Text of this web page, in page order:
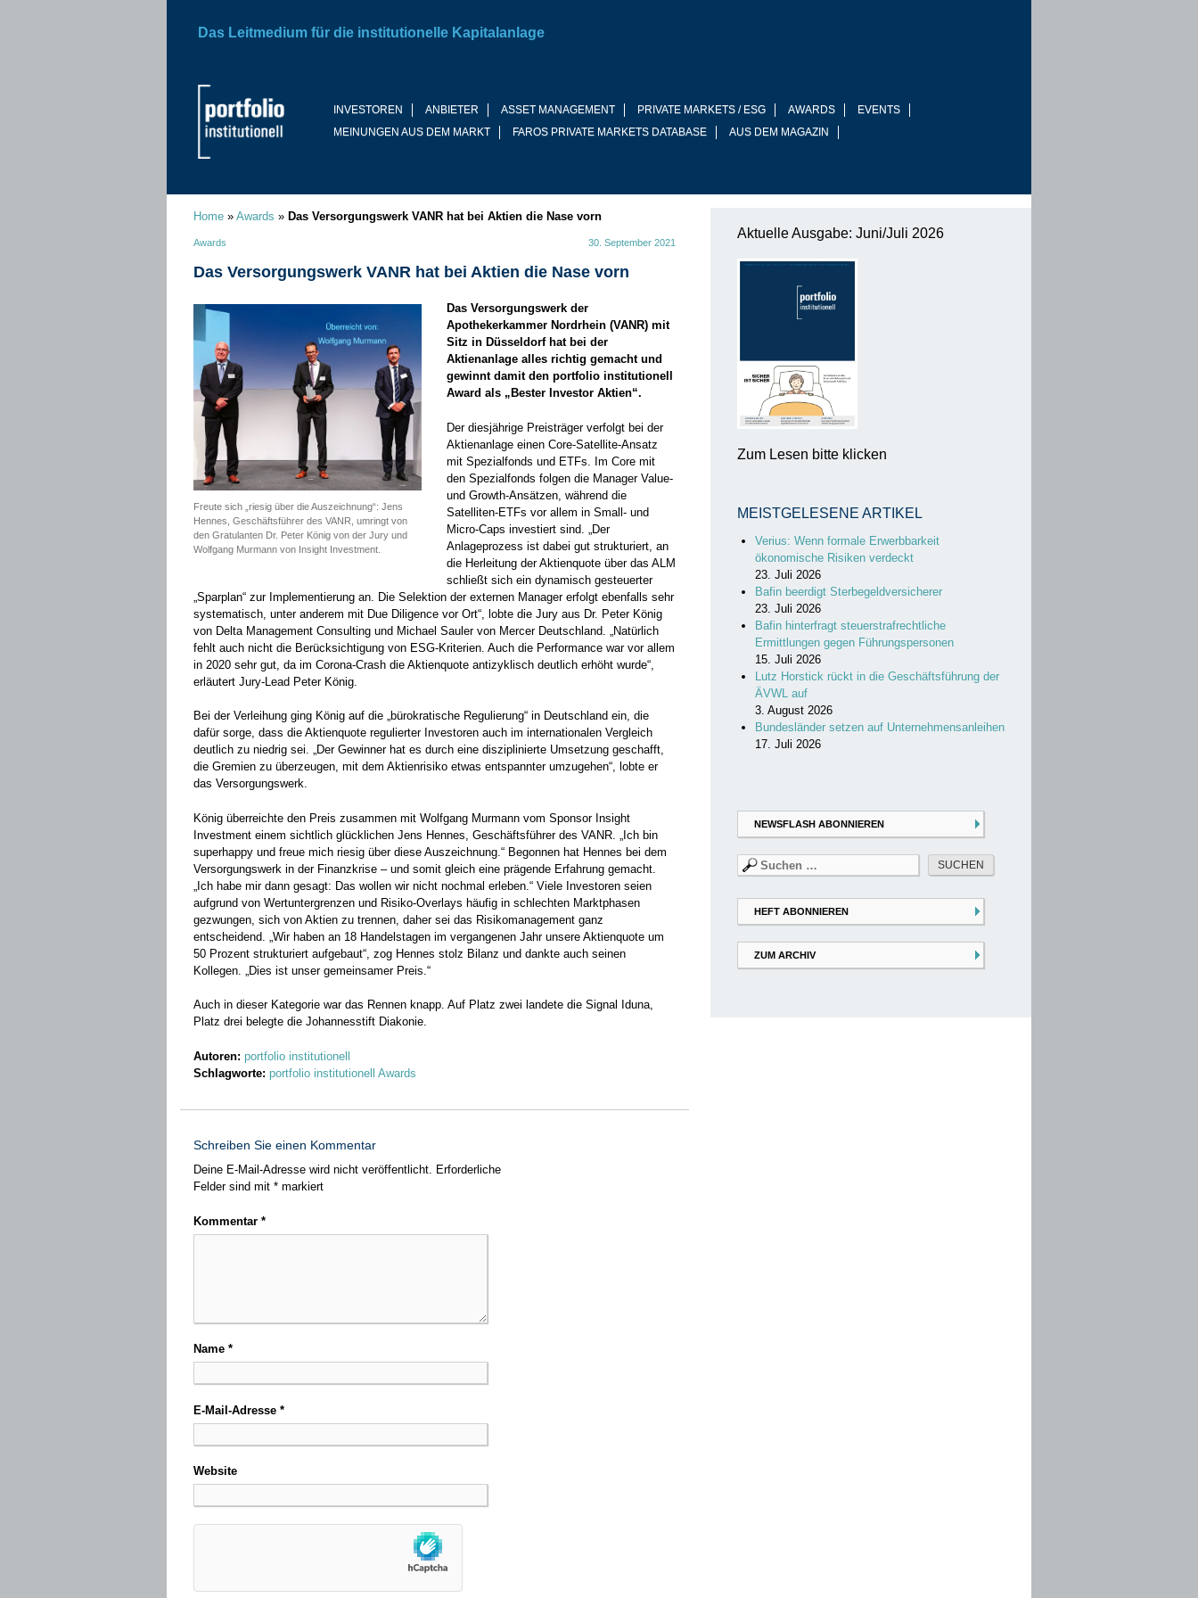
INVESTOREN ANBIETER ASSET MANAGEMENT PRIVATE MARKETS / ESG AWARDS
EVENTS
MEINUNGEN AUS DEM MARKT
FAROS PRIVATE MARKETS DATABASE AUS DEM MAGAZIN
Das Leitmedium für die institutionelle Kapitalanlage
Home » Awards » Das Versorgungswerk VANR hat bei Aktien die Nase vorn
Awards 30. September 2021
Das Versorgungswerk VANR hat bei Aktien die Nase vorn
Freute sich „riesig über die Auszeichnung“: Jens
Hennes, Geschäftsführer des VANR, umringt von
den Gratulanten Dr. Peter König von der Jury und
Wolfgang Murmann von Insight Investment.
Das Versorgungswerk der
Apothekerkammer Nordrhein (VANR) mit
Sitz in Düsseldorf hat bei der
Aktienanlage alles richtig ­gemacht und
gewinnt damit den portfolio institutionell
Award als „Bester Investor Aktien“.
Der diesjährige Preisträger verfolgt bei der
Aktienanlage einen Core-Satellite-Ansatz
mit Spezialfonds und ETFs. Im Core mit
den Spezialfonds folgen die Manager Value-
und Growth-Ansätzen, während die
Satelliten-ETFs vor allem in Small- und
Micro-Caps investiert sind. „Der
Anlageprozess ist ­dabei gut strukturiert, an
die Herleitung der Aktienquote über das ALM
schließt sich ein dynamisch gesteuerter
„Sparplan“ zur Implementierung an. Die Selektion der externen Manager erfolgt ebenfalls sehr
systematisch, unter anderem mit Due Diligence vor Ort“, ­lobte die Jury aus Dr. Peter König
von Delta Management Consulting und Michael Sauler von Mercer Deutschland. ­„Natürlich
fehlt auch nicht die Berücksichtigung von ESG-Kriterien. Auch die Per­formance war vor allem
in 2020 sehr gut, da im ­Corona-Crash die Aktienquote antizyklisch deutlich erhöht wurde“,
erläutert Jury-Lead Peter König.
Bei der Verleihung ging König auf die ­„bürokratische Regulierung“ in Deutschland ein, die
dafür sorge, dass die Aktienquote regulierter Investoren auch im internationalen­ Vergleich
deutlich zu niedrig sei. „Der Gewinner hat es durch ­eine disziplinierte ­Umsetzung geschafft,
die Gremien zu überzeugen, mit dem Aktienrisiko etwas entspannter umzugehen“, lobte er
das Versorgungswerk.
König überreichte den Preis zusammen mit Wolfgang Murmann vom Sponsor Insight
Investment einem sichtlich ­glücklichen Jens Hennes, Geschäftsführer des VANR. „Ich bin
superhappy und freue mich riesig über diese Auszeichnung.“ Begonnen hat ­Hennes bei dem
Versorgungswerk in der Finanzkrise – und somit gleich ­eine prägende Erfahrung gemacht.
„Ich habe mir dann ­gesagt: Das wollen wir nicht nochmal erleben.“ Viele ­Investoren ­seien
aufgrund von Wertuntergrenzen und Risiko-Overlays häufig in schlechten Marktphasen
gezwungen, sich von Aktien zu trennen, daher sei das Risikomanagement ganz
entscheidend. „Wir haben an 18 Handelstagen im vergangenen Jahr unsere Aktienquote um
50 Prozent strukturiert aufgebaut“, zog Hennes stolz Bilanz und dankte auch seinen
Kollegen. „Dies ist ­unser gemeinsamer Preis.“
Auch in dieser Kategorie war das Rennen knapp. Auf Platz zwei landete­ die Signal Iduna,
Platz drei belegte die Johannesstift Diakonie.
Autoren: portfolio institutionell
Schlagworte: portfolio institutionell Awards
Schreiben Sie einen Kommentar
Deine E-Mail-Adresse wird nicht veröffentlicht. Erforderliche
Felder sind mit * markiert
Kommentar *
Name *
E-Mail-Adresse *
Website
Aktuelle Ausgabe: Juni/Juli 2026
Zum Lesen bitte klicken
MEISTGELESENE ARTIKEL
Verius: Wenn formale Erwerbbarkeit
ökonomische Risiken verdeckt
23. Juli 2026
Bafin beerdigt Sterbegeldversicherer
23. Juli 2026
Bafin hinterfragt steuerstrafrechtliche
Ermittlungen gegen Führungspersonen
15. Juli 2026
Lutz Horstick rückt in die Geschäftsführung der
ÄVWL auf
3. August 2026
Bundesländer setzen auf Unternehmensanleihen
17. Juli 2026
NEWSFLASH ABONNIEREN
Suchen
nach:
HEFT ABONNIEREN
ZUM ARCHIV